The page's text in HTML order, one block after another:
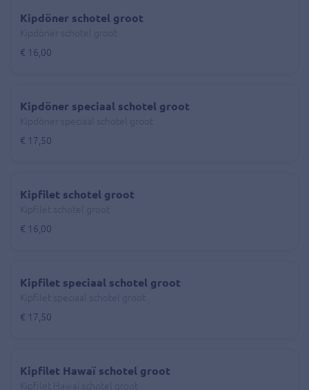
Kipdöner schotel groot
€ 16,00
Kipdöner speciaal schotel groot
€ 17,50
Kipfilet schotel groot
€ 16,00
Kipfilet speciaal schotel groot
€ 17,50
Kipfilet Hawaï schotel groot